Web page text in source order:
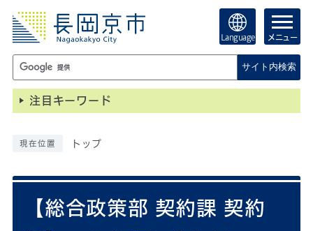
Language メニュー
サイト内検索
注目キーワード
現在位置 トップ
【総合政策部 契約課 契約